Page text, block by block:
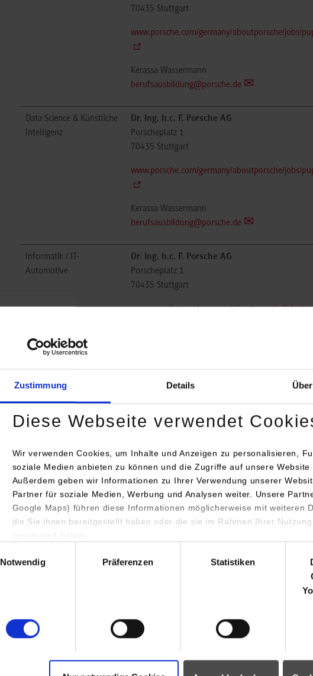
Zustimmung Details
Diese Webseite verwendet
Wir verwenden Cookies, um Inhalte und Anzeigen zu personalisieren,
soziale Medien anbieten zu können und die Zugriffe auf unsere Website
Außerdem geben wir Informationen zu Ihrer Verwendung unserer
Partner für soziale Medien, Werbung und Analysen weiter. Unsere
Google Maps) führen diese Informationen möglicherweise mit weiteren
die Sie ihnen bereitgestellt haben oder die sie im Rahmen Ihrer
Notwendig
Präferenzen Statistiken
70435 Stuttgart
www.porsche.com/germany/aboutporsche/jobs/
Kerassa Wassermann
berufsausbildung@porsche.de
Data Science & Künstliche
Intelligenz
Dr. Ing. h.c. F. Porsche AG
Porscheplatz 1
70435 Stuttgart
www.porsche.com/germany/aboutporsche/jobs/
Kerassa Wassermann
berufsausbildung@porsche.de
Informatik / IT-
Automotive
Dr. Ing. h.c. F. Porsche AG
Porscheplatz 1
70435 Stuttgart
www.porsche.com/germany/aboutporsche/jobs/
70435
Stuttgart
Kerassa Wassermann
berufsausbildung@porsche.de
70435
www.porsche.com/germany/aboutporsche/jobs/
Kerassa Wassermann
berufsausbildung@porsche.de